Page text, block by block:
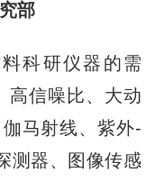
部
科研仪器的需
高信噪比、大动
马射线、紫外-
测器、图像传感